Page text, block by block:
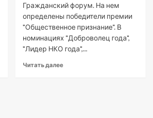
Гражданский форум. На нем
определены победители премии
"Общественное признание". В
номинациях "Доброволец года",
"Лидер НКО года",...
Читать далее